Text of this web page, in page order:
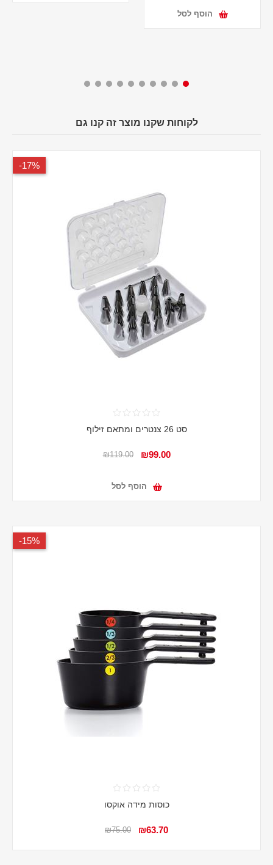
הוסף לסל
לקוחות שקנו מוצר זה קנו גם
17%-
סט 26 צנטרים ומתאם זילוף
₪99.00
₪119.00
הוסף לסל
15%-
כוסות מידה אוקסו
₪63.70
₪75.00